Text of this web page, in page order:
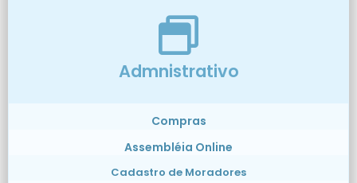
Admnistrativo
Compras
Assembléia Online
Cadastro de Moradores